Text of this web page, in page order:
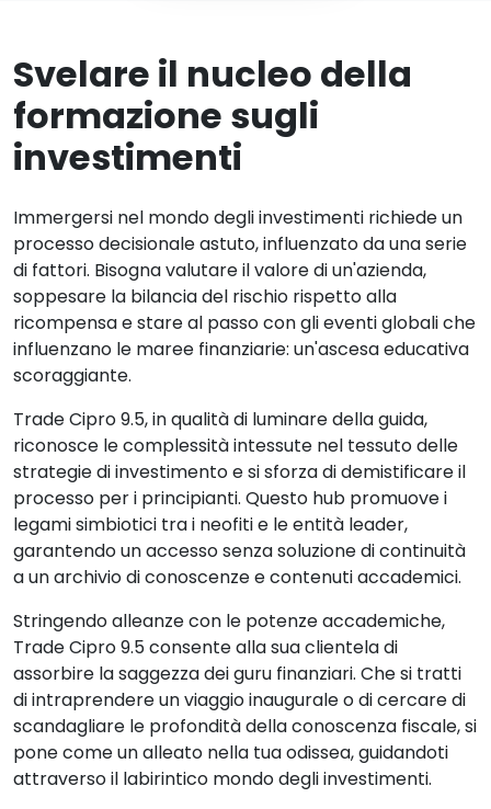
Svelare il nucleo della
formazione sugli
investimenti
Immergersi nel mondo degli investimenti richiede un
processo decisionale astuto, influenzato da una serie
di fattori. Bisogna valutare il valore di un'azienda,
soppesare la bilancia del rischio rispetto alla
ricompensa e stare al passo con gli eventi globali che
influenzano le maree finanziarie: un'ascesa educativa
scoraggiante.
Trade Cipro 9.5, in qualità di luminare della guida,
riconosce le complessità intessute nel tessuto delle
strategie di investimento e si sforza di demistificare il
processo per i principianti. Questo hub promuove i
legami simbiotici tra i neofiti e le entità leader,
garantendo un accesso senza soluzione di continuità
a un archivio di conoscenze e contenuti accademici.
Stringendo alleanze con le potenze accademiche,
Trade Cipro 9.5 consente alla sua clientela di
assorbire la saggezza dei guru finanziari. Che si tratti
di intraprendere un viaggio inaugurale o di cercare di
scandagliare le profondità della conoscenza fiscale, si
pone come un alleato nella tua odissea, guidandoti
attraverso il labirintico mondo degli investimenti.